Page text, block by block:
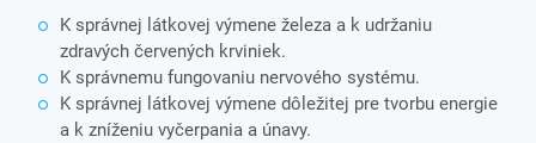
K správnej látkovej výmene železa a k udržaniu
zdravých červených krviniek.
K správnemu fungovaniu nervového systému.
K správnej látkovej výmene dôležitej pre tvorbu energie
a k zníženiu vyčerpania a únavy.